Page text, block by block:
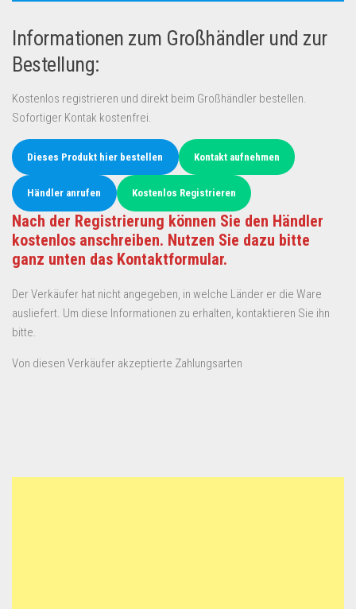
Informationen zum Großhändler und zur
Bestellung:
Kostenlos registrieren und direkt beim Großhändler bestellen.
Sofortiger Kontak kostenfrei.
Dieses Produkt hier bestellen Kontakt aufnehmen
Händler anrufen Kostenlos Registrieren
Nach der Registrierung können Sie den Händler
kostenlos anschreiben. Nutzen Sie dazu bitte
ganz unten das Kontaktformular.
Der Verkäufer hat nicht angegeben, in welche Länder er die Ware
ausliefert. Um diese Informationen zu erhalten, kontaktieren Sie ihn
bitte.
Von diesen Verkäufer akzeptierte Zahlungsarten